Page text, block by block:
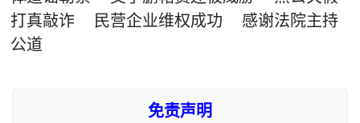
打真敲诈
民营企业维权成功
感谢法院主持
公道
免责声明